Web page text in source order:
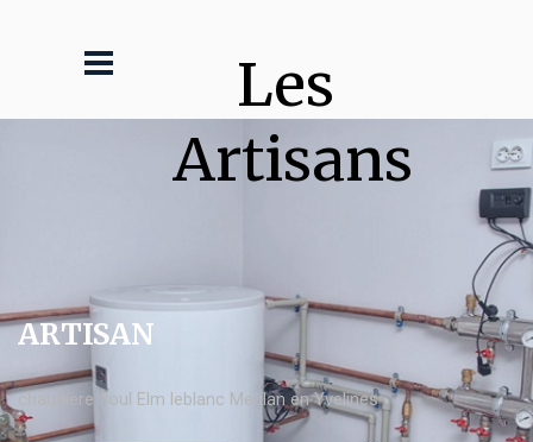
Les
Artisans
ARTISAN
chaudière fioul Elm leblanc Meulan en Yvelines